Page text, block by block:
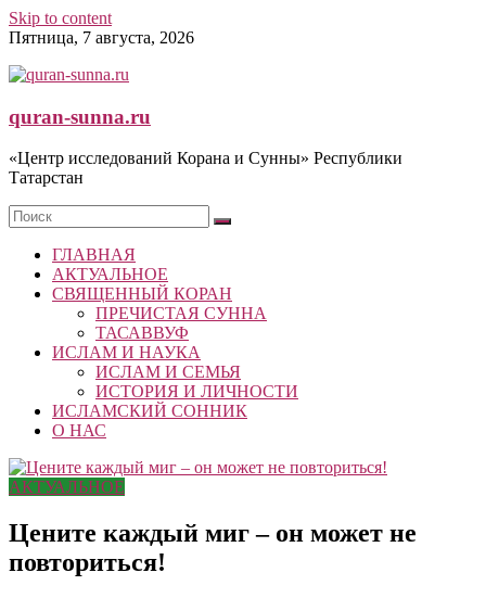
Skip to content
Пятница, 7 августа, 2026
quran-sunna.ru
«Центр исследований Корана и Сунны» Республики
Татарстан
ГЛАВНАЯ
АКТУАЛЬНОЕ
СВЯЩЕННЫЙ КОРАН
ПРЕЧИСТАЯ СУННА
ТАСАВВУФ
ИСЛАМ И НАУКА
ИСЛАМ И СЕМЬЯ
ИСТОРИЯ И ЛИЧНОСТИ
ИСЛАМСКИЙ СОННИК
О НАС
АКТУАЛЬНОЕ
Цените каждый миг – он может не
повториться!